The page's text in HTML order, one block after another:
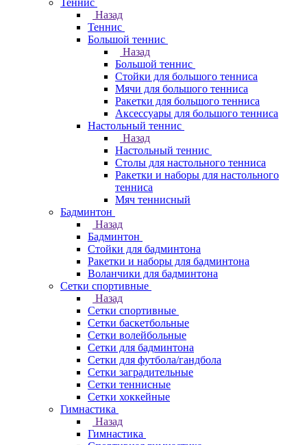
Теннис
Назад
Теннис
Большой теннис
Назад
Большой теннис
Стойки для большого тенниса
Мячи для большого тенниса
Ракетки для большого тенниса
Аксессуары для большого тенниса
Настольный теннис
Назад
Настольный теннис
Столы для настольного тенниса
Ракетки и наборы для настольного
тенниса
Мяч теннисный
Бадминтон
Назад
Бадминтон
Стойки для бадминтона
Ракетки и наборы для бадминтона
Воланчики для бадминтона
Сетки спортивные
Назад
Сетки спортивные
Сетки баскетбольные
Сетки волейбольные
Сетки для бадминтона
Сетки для футбола/гандбола
Сетки заградительные
Сетки теннисные
Сетки хоккейные
Гимнастика
Назад
Гимнастика